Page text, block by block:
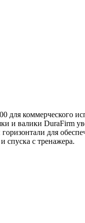
для коммерческого
и валики DuraFirm
для
спуска с тренажера.